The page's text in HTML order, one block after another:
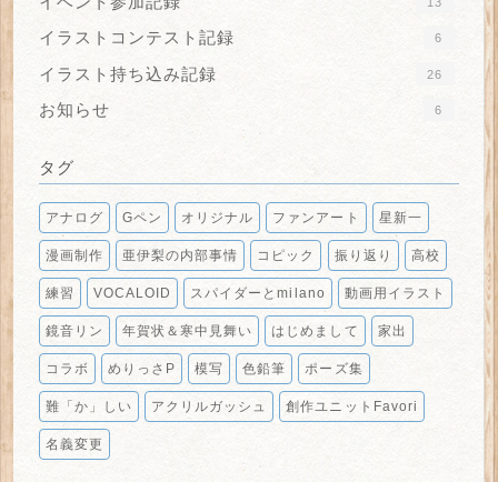
イラストコンテスト記録 6
イラスト持ち込み記録 26
お知らせ 6
タグ
アナログ Gペン オリジナル ファンアート 星新一
漫画制作 亜伊梨の内部事情 コピック 振り返り 高校
練習 VOCALOID スパイダーとmilano 動画用イラスト
鏡音リン 年賀状＆寒中見舞い はじめまして 家出
コラボ めりっさP 模写 色鉛筆 ポーズ集
難「か」しい アクリルガッシュ 創作ユニットFavori
名義変更